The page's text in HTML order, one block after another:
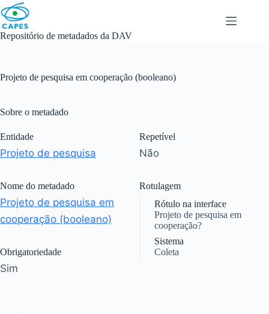
Skip
to
content
Repositório de metadados da DAV
Projeto de pesquisa em cooperação (booleano)
Sobre o metadado
Entidade
Projeto de pesquisa
Nome do metadado
Projeto de pesquisa em
cooperação (booleano)
Obrigatoriedade
Sim
Repetível
Não
Rotulagem
Rótulo na interface
Projeto de pesquisa em
cooperação?
Sistema
Coleta